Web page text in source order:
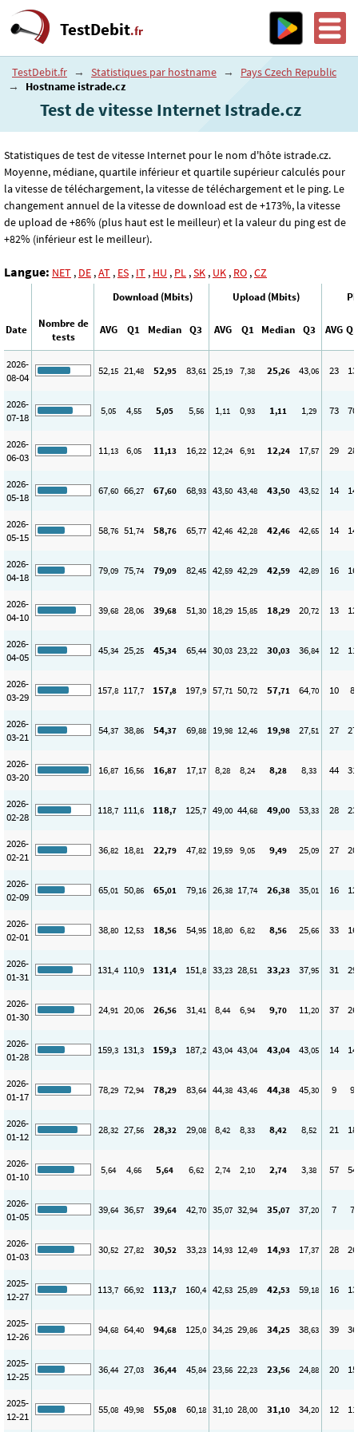
TestDebit.fr
TestDebit.fr → Statistiques par hostname →
Pays Czech Republic
→
Hostname istrade.cz
Test de vitesse Internet Istrade.cz
Statistiques de test de vitesse Internet pour le nom d'hôte istrade.cz.
Moyenne, médiane, quartile inférieur et quartile supérieur calculés pour
la vitesse de téléchargement, la vitesse de téléchargement et le ping. Le
changement annuel de la vitesse de download est de +173%, la vitesse
de upload de +86% (plus haut est le meilleur) et la valeur du ping est de
+82% (inférieur est le meilleur).
Langue: NET , DE ,AT , ES , IT , HU , PL ,SK , UK , RO ,CZ
Download (Mbits) Upload (Mbits)
Date
Nombre de
tests
AVG Q1 Median Q3 AVG Q1 Median Q3 AVG Q1
2026-
08-04
52,15 21,48 52,95 83,61 25,19 7,38 25,26 43,06 23 13
2026-
07-18
5,05 4,55 5,05 5,56 1,11 0,93 1,11 1,29 73 70
2026-
06-03
11,13 6,05 11,13 16,22 12,24 6,91 12,24 17,57 29 28
2026-
05-18
67,60 66,27 67,60 68,93 43,50 43,48 43,50 43,52 14 14
2026-
05-15
58,76 51,74 58,76 65,77 42,46 42,28 42,46 42,65 14 14
2026-
04-18
79,09 75,74 79,09 82,45 42,59 42,29 42,59 42,89 16 16
2026-
04-10
39,68 28,06 39,68 51,30 18,29 15,85 18,29 20,72 13 12
2026-
04-05
45,34 25,25 45,34 65,44 30,03 23,22 30,03 36,84 12 11
2026-
03-29
157,8 117,7 157,8 197,9 57,71 50,72 57,71 64,70 10 8
2026-
03-21
54,37 38,86 54,37 69,88 19,98 12,46 19,98 27,51 27 27
2026-
03-20
16,87 16,56 16,87 17,17 8,28 8,24 8,28 8,33 44 31
2026-
02-28
118,7 111,6 118,7 125,7 49,00 44,68 49,00 53,33 28 23
2026-
02-21
36,82 18,81 22,79 47,82 19,59 9,05 9,49 25,09 27 20
2026-
02-09
65,01 50,86 65,01 79,16 26,38 17,74 26,38 35,01 16 12
2026-
02-01
38,80 12,53 18,56 54,95 18,80 6,82 8,56 25,66 33 16
2026-
01-31
131,4 110,9 131,4 151,8 33,23 28,51 33,23 37,95 31 29
2026-
01-30
24,91 20,06 26,56 31,41 8,44 6,94 9,70 11,20 37 26
2026-
01-28
159,3 131,3 159,3 187,2 43,04 43,04 43,04 43,05 14 14
2026-
01-17
78,29 72,94 78,29 83,64 44,38 43,46 44,38 45,30 9 9
2026-
01-12
28,32 27,56 28,32 29,08 8,42 8,33 8,42 8,52 21 18
2026-
01-10
5,64 4,66 5,64 6,62 2,74 2,10 2,74 3,38 57 54
2026-
01-05
39,64 36,57 39,64 42,70 35,07 32,94 35,07 37,20 7 7
2026-
01-03
30,52 27,82 30,52 33,23 14,93 12,49 14,93 17,37 28 26
2025-
12-27
113,7 66,92 113,7 160,4 42,53 25,89 42,53 59,18 16 13
2025-
12-26
94,68 64,40 94,68 125,0 34,25 29,86 34,25 38,63 39 36
2025-
12-25
36,44 27,03 36,44 45,84 23,56 22,23 23,56 24,88 20 15
2025-
12-21
55,08 49,98 55,08 60,18 31,10 28,00 31,10 34,20 12 11